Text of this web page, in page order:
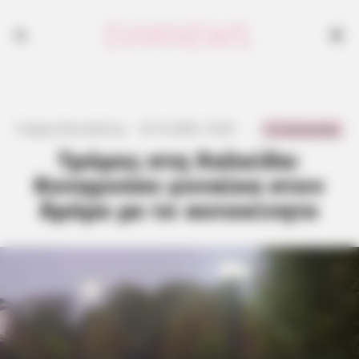
Τρόμος στη Χαλκίδα:
Κυνηγούσε γυναίκα στον
δρόμο με το αυτοκίνητο